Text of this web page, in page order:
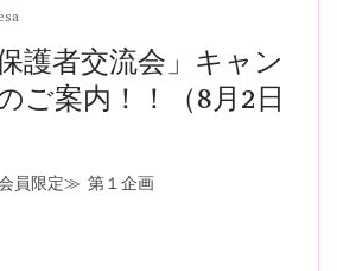
護者交流会」キャン
ご案内！！（8月2日
員限定≫ 第１企画